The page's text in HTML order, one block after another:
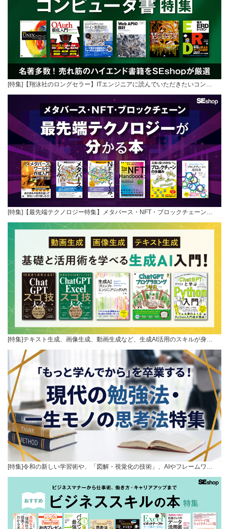
[特集]【翔泳社のロングセラー】ITエンジニアに読んでいただきたいコン…
[特集]【最先端テクノロジー特集】メタバース・NFT・ブロックチェーン…
[特集]テキスト生成、画像生成、動画生成など、生成AI活用のスキルが身…
[特集]令和の新しい学習術や、「図解・視覚化の技術」、AIやフレームワ…